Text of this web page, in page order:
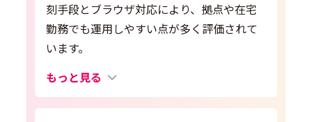
刻手段とブラウザ対応により、拠点や在宅
勤務でも運用しやすい点が多く評価されて
います。
もっと見る